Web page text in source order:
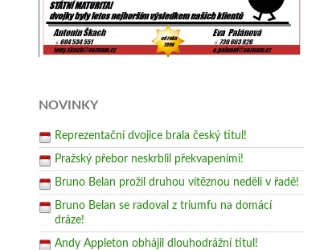
NOVINKY
Reprezentační dvojice brala český titul!
Pražský přebor neskrblil překvapeními!
Bruno Belan prožil druhou vítěznou neděli v řadě!
Bruno Belan se radoval z triumfu na domácí
dráze!
Andy Appleton obhájil dlouhodrážní titul!